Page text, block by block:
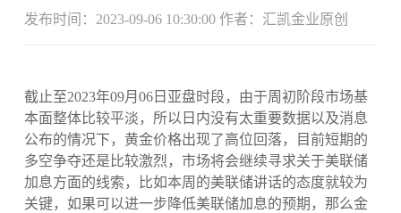
发布时间：2023-09-06 10:30:00 作者：汇凯金业原创
截止至2023年09月06日亚盘时段，由于周初阶段市场基
本面整体比较平淡，所以日内没有太重要数据以及消息
公布的情况下，黄金价格出现了高位回落，目前短期的
多空争夺还是比较激烈，市场将会继续寻求关于美联储
加息方面的线索，比如本周的美联储讲话的态度就较为
关键，如果可以进一步降低美联储加息的预期，那么金